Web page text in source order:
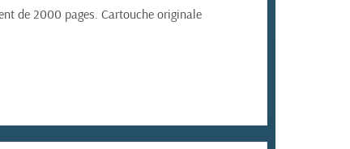
de 2000 pages. Cartouche originale